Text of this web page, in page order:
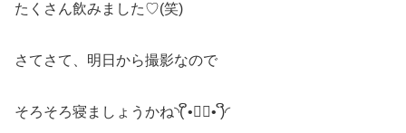
たくさん飲みました♡(笑)
さてさて、明日から撮影なので
そろそろ寝ましょうかね◝( ິ•ᆺ⃘• )ິ◜